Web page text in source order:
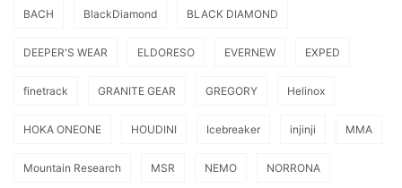
BACH BlackDiamond BLACK DIAMOND
DEEPER'S WEAR ELDORESO EVERNEW EXPED
finetrack GRANITE GEAR GREGORY Helinox
HOKA ONEONE HOUDINI Icebreaker injinji MMA
Mountain Research MSR NEMO NORRONA